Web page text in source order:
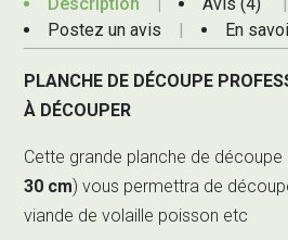
Description
Avis (4)
Postez un avis
En
PLANCHE DE DÉCOUPE
À DÉCOUPER
Cette grande planche de
30 cm) vous permettra de
viande de volaille poisson etc